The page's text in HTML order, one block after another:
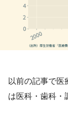
以前の記事で医
は医科・歯科・